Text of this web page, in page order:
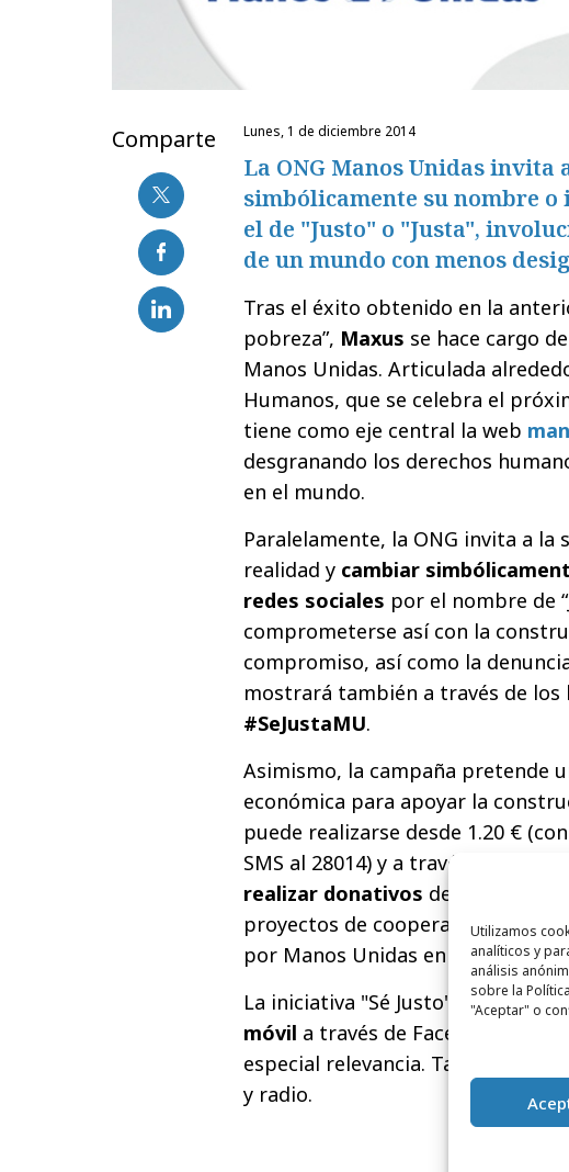
Utilizamos
analíticos y
análisis
sobre la
"Aceptar" o
Comparte lunes, 1 de diciembre 2014
La ONG Manos Unidas
simbólicamente su nombre o
el de "Justo" o "Justa",
de un mundo con menos
Tras el éxito obtenido en la
pobreza”, Maxus se hace cargo
Manos Unidas. Articulada
Humanos, que se celebra el
tiene como eje central la web
desgranando los derechos
en el mundo.
Paralelamente, la ONG invita a la
realidad y cambiar
redes sociales por el nombre de
comprometerse así con la
compromiso, así como la
mostrará también a través de los
#SeJustaMU.
Asimismo, la campaña pretende
económica para apoyar la
puede realizarse desde 1.20 €
SMS al 28014) y a través de un
realizar donativos desde 10
proyectos de cooperación al
por Manos Unidas en todo el
La iniciativa "Sé Justo" tiene una
móvil a través de Facebook,
especial relevancia. También se
y radio.